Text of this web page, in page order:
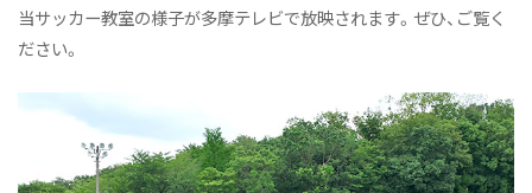
当サッカー教室の様子が多摩テレビで放映されます。ぜひ、ご覧く
ださい。